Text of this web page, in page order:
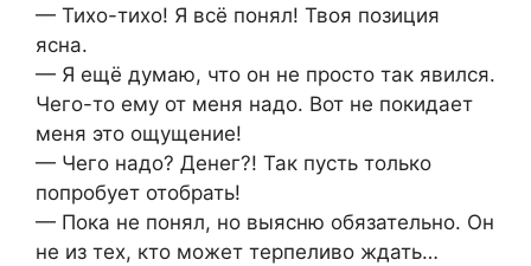
— Тихо-тихо! Я всё понял! Твоя позиция
ясна.
— Я ещё думаю, что он не просто так явился.
Чего-то ему от меня надо. Вот не покидает
меня это ощущение!
— Чего надо? Денег?! Так пусть только
попробует отобрать!
— Пока не понял, но выясню обязательно. Он
не из тех, кто может терпеливо ждать…